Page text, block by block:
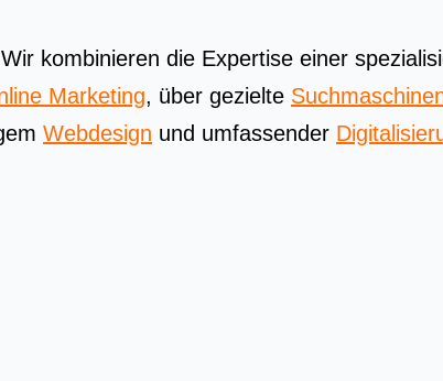
kombinieren die Expertise einer
Marketing, über gezielte
Webdesign und umfassender